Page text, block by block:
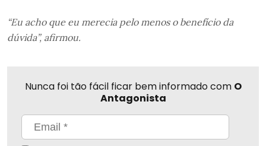
“Eu acho que eu merecia pelo menos o benefício da
dúvida”, afirmou.
Nunca foi tão fácil ficar bem informado com O
Antagonista